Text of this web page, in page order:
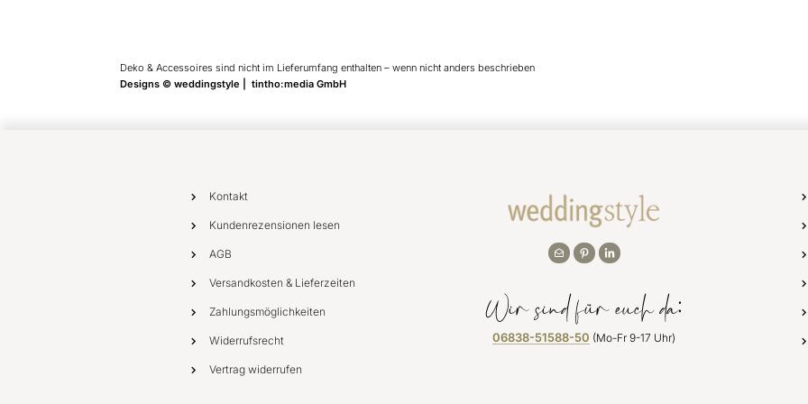
Deko & Accessoires sind nicht im Lieferumfang enthalten – wenn nicht anders beschrieben
Designs © weddingstyle | tintho:media GmbH
Kontakt
Kundenrezensionen lesen
AGB
Versandkosten & Lieferzeiten
Zahlungsmöglichkeiten
Widerrufsrecht
Vertrag widerrufen
Wir sind für euch da:
06838-51588-50 (Mo-Fr 9-17 Uhr)